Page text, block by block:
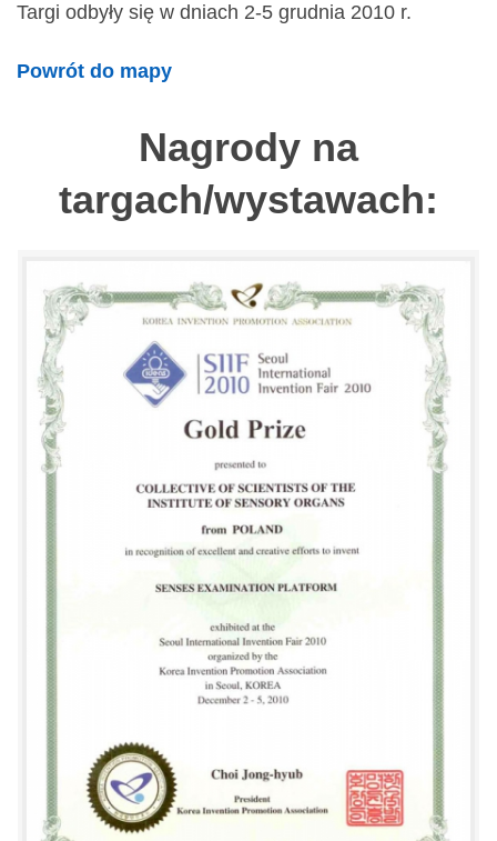
Targi odbyły się w dniach 2-5 grudnia 2010 r.
Powrót do mapy
Nagrody na
targach/wystawach: